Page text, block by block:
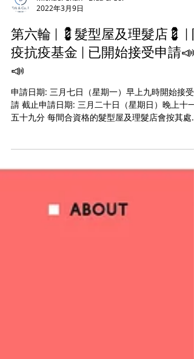
Michael Chan - Bida & Co.
2022年3月9日
第六輪 | 💈髮型屋及理髮店💈 |
📣
申請日期: 三月七日（星期一）早上九時開始接受
五十九分 每間合資格的髮型屋及理髮店會按其處所
或二人, 💲15,000.00 三或四人, 💲30,000.00...